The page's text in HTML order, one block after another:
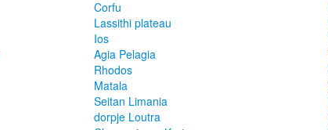
Corfu
Lassithi plateau
Ios
Agia Pelagia
Rhodos
Matala
Seitan Limania
dorpje Loutra